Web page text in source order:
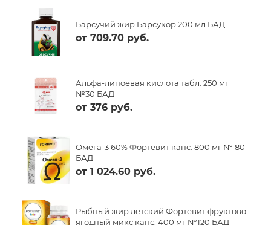
Барсучий жир Барсукор 200 мл БАД
от 709.70 руб.
Альфа-липоевая кислота табл. 250 мг
№30 БАД
от 376 руб.
Омега-3 60% Фортевит капс. 800 мг № 80
БАД
от 1 024.60 руб.
Рыбный жир детский Фортевит фруктово-
ягодный микс капс. 400 мг №120 БАД